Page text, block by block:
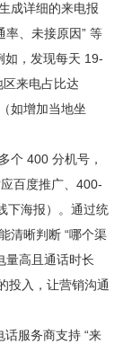
成详细的来电报
率、未接原因” 等
，发现每天 19-
来电占比达
如增加当地坐
个 400 分机号，
百度推广、400-
下海报）。通过统
清晰判断 “哪个渠
高且通话时长
投入，让营销沟通
话服务商支持 “来